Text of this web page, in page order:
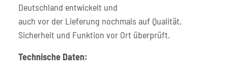
Deutschland entwickelt und
auch vor der Lieferung nochmals auf Qualität,
Sicherheit und Funktion vor Ort überprüft.
Technische Daten: